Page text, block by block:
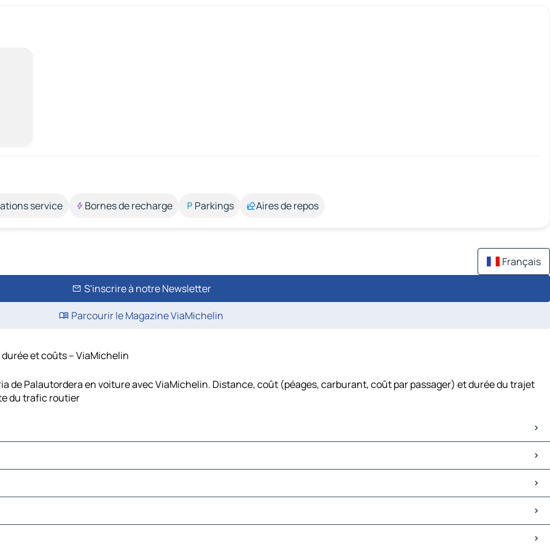
service Bornes de recharge Parkings Aires de repos
Français
S'inscrire à notre Newsletter
Parcourir le Magazine ViaMichelin
et coûts – ViaMichelin
de Palautordera en voiture avec ViaMichelin. Distance, coût (péages, carburant, coût par passager) et durée du trajet
du trafic routier